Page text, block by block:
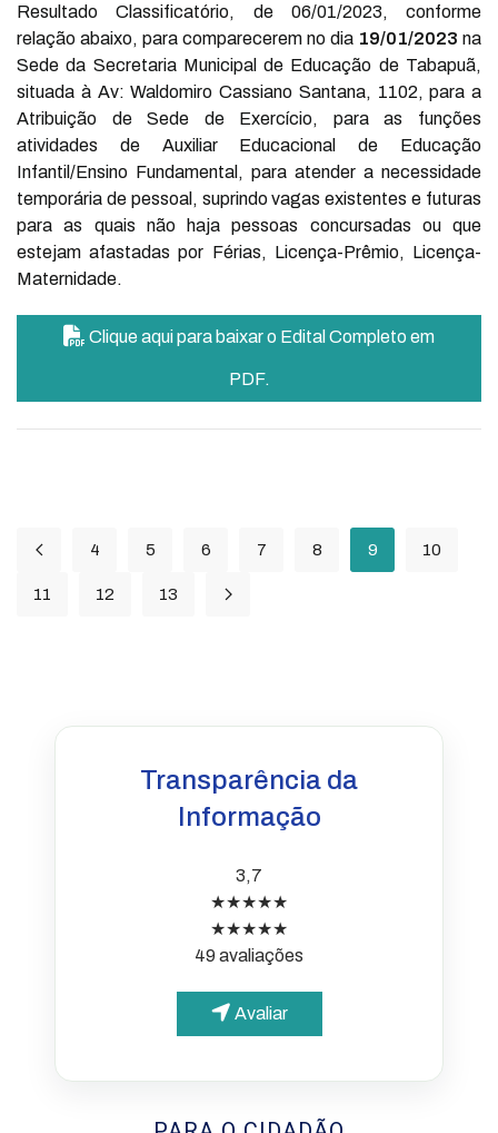
Resultado Classificatório, de 06/01/2023, conforme
relação abaixo, para comparecerem no dia 19/01/2023 na
Sede da Secretaria Municipal de Educação de Tabapuã,
situada à Av: Waldomiro Cassiano Santana, 1102, para a
Atribuição de Sede de Exercício, para as funções
atividades de Auxiliar Educacional de Educação
Infantil/Ensino Fundamental, para atender a necessidade
temporária de pessoal, suprindo vagas existentes e futuras
para as quais não haja pessoas concursadas ou que
estejam afastadas por Férias, Licença-Prêmio, Licença-
Maternidade.
Clique aqui para baixar o Edital Completo em
PDF.
4 5 6 7 8 9 10
11 12 13
Transparência da
Informação
3,7
★★★★★
★★★★★
49 avaliações
Avaliar